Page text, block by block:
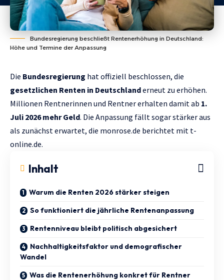
Bundesregierung beschließt Rentenerhöhung in Deutschland:
Höhe und Termine der Anpassung
Die Bundesregierung hat offiziell beschlossen, die
gesetzlichen Renten in Deutschlanderneut zu erhöhen.
Millionen Rentnerinnen und Rentner erhalten damit ab 1.
Juli 2026 mehr Geld. Die Anpassung fällt sogar stärker aus
als zunächst erwartet, die monrose.de berichtet mit t-
online.de.
Inhalt
Warum die Renten 2026 stärker steigen
So funktioniert die jährliche Rentenanpassung
Rentenniveau bleibt politisch abgesichert
Nachhaltigkeitsfaktor und demografischer
Wandel
Was die Rentenerhöhung konkret für Rentner